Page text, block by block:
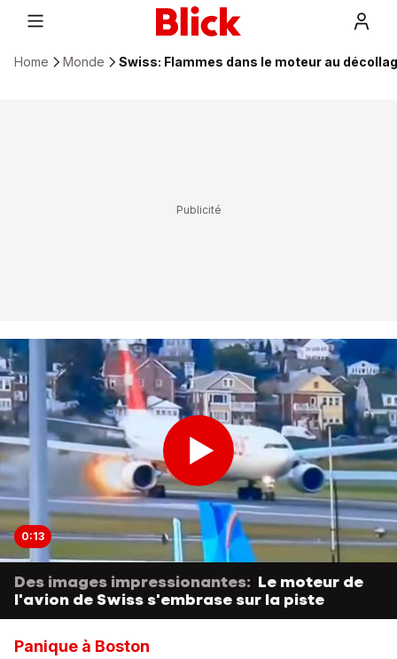
Home Monde Swiss: Flammes dans le moteur au
0:13
Des images impressionantes: Le moteur de
l'avion de Swiss s'embrase sur la piste
Panique à Boston